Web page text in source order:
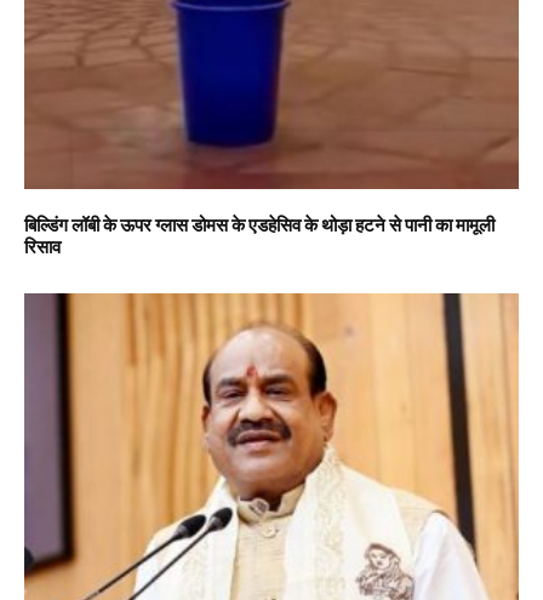
बिल्डिंग लॉबी के ऊपर ग्लास डोमस के एडहेसिव के थोड़ा हटने से पानी का मामूली
रिसाव